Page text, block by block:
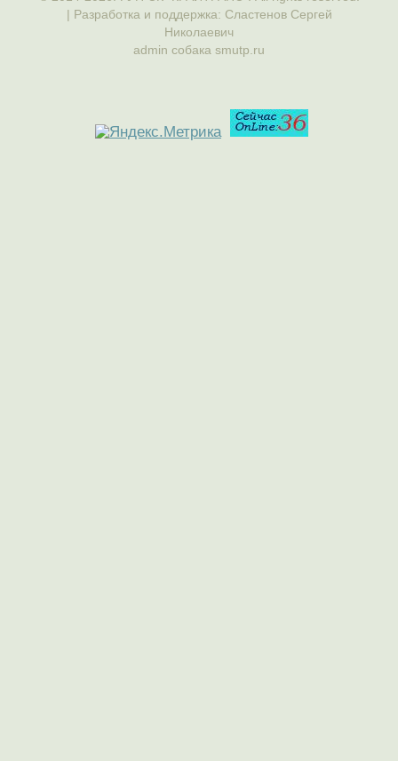
| Разработка и поддержка: Сластенов Сергей
Николаевич
admin собака smutp.ru